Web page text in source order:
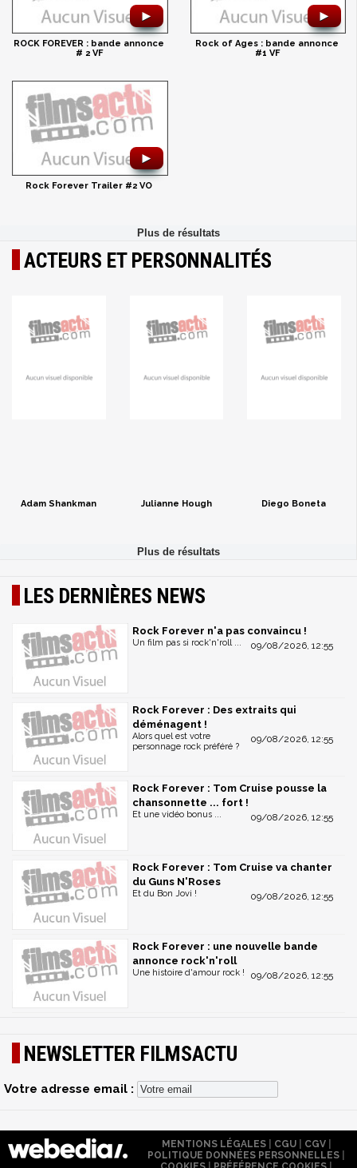
►
ROCK FOREVER : bande annonce
# 2 VF
►
Rock of Ages : bande annonce
#1 VF
►
Rock Forever Trailer #2 VO
ACTEURS ET PERSONNALITÉS
Adam Shankman Julianne Hough Diego Boneta
LES DERNIÈRES NEWS
Rock Forever n'a pas convaincu !
09/08/2026, 12:55
Un film pas si rock'n'roll ...
Rock Forever : Des extraits qui
déménagent !
09/08/2026, 12:55
Alors quel est votre
personnage rock préféré ?
Rock Forever : Tom Cruise pousse la
chansonnette ... fort !
09/08/2026, 12:55
Et une vidéo bonus ...
Rock Forever : Tom Cruise va chanter
du Guns N'Roses
09/08/2026, 12:55
Et du Bon Jovi !
Rock Forever : une nouvelle bande
annonce rock'n'roll
09/08/2026, 12:55
Une histoire d'amour rock !
NEWSLETTER FILMSACTU
Votre adresse email :
MENTIONS LÉGALES| CGU| CGV|
POLITIQUE DONNÉES PERSONNELLES